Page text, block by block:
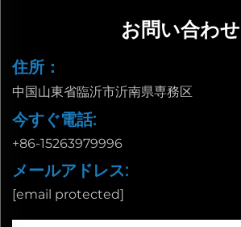
お問い合わせ
住所：
中国山東省臨沂市沂南県専務区
今すぐ電話:
+86-15263979996
メールアドレス:
[email protected]